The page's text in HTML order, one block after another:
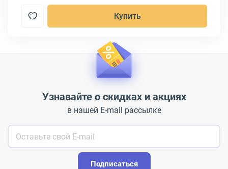
Купить
Узнавайте о скидках и акциях
в нашей E-mail рассылке
Подписаться